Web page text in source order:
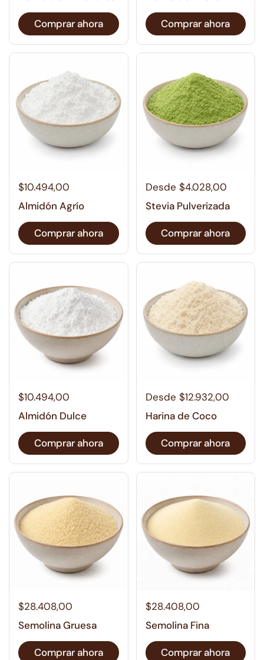
Comprar ahora Comprar ahora
$10.494,00
Almidón Agrío
Comprar ahora
Desde $4.028,00
Stevia Pulverizada
Comprar ahora
$10.494,00
Almidón Dulce
Comprar ahora
Desde $12.932,00
Harina de Coco
Comprar ahora
$28.408,00
Semolina Gruesa
Comprar ahora
$28.408,00
Semolina Fina
Comprar ahora